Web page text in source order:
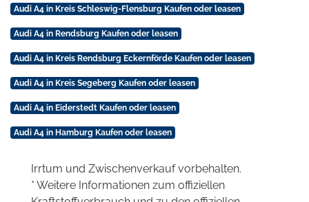
Audi A4 in Kreis Schleswig-Flensburg Kaufen oder leasen
Audi A4 in Rendsburg Kaufen oder leasen
Audi A4 in Kreis Rendsburg Eckernförde Kaufen oder leasen
Audi A4 in Kreis Segeberg Kaufen oder leasen
Audi A4 in Eiderstedt Kaufen oder leasen
Audi A4 in Hamburg Kaufen oder leasen
Irrtum und Zwischenverkauf vorbehalten.
* Weitere Informationen zum offiziellen